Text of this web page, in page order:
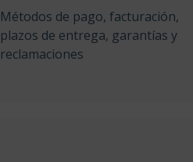
Métodos de pago, facturación,
plazos de entrega, garantías y
reclamaciones